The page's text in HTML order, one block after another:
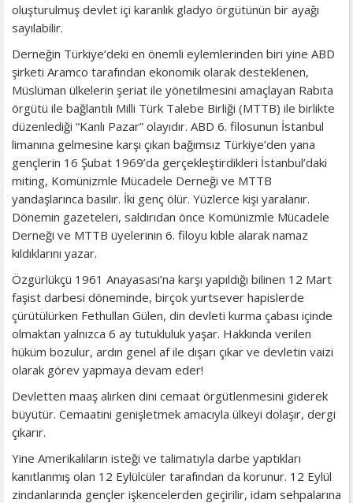
oluşturulmuş devlet içi karanlık gladyo örgütünün bir ayağı
sayılabilir.
Derneğin Türkiye’deki en önemli eylemlerinden biri yine ABD
şirketi Aramco tarafından ekonomik olarak desteklenen,
Müslüman ülkelerin şeriat ile yönetilmesini amaçlayan Rabıta
örgütü ile bağlantılı Milli Türk Talebe Birliği (MTTB) ile birlikte
düzenlediği “Kanlı Pazar” olayıdır. ABD 6. filosunun İstanbul
limanına gelmesine karşı çıkan bağımsız Türkiye’den yana
gençlerin 16 Şubat 1969’da gerçekleştirdikleri İstanbul’daki
miting, Komünizmle Mücadele Derneği ve MTTB
yandaşlarınca basılır. İki genç ölür. Yüzlerce kişi yaralanır.
Dönemin gazeteleri, saldırıdan önce Komünizmle Mücadele
Derneği ve MTTB üyelerinin 6. filoyu kıble alarak namaz
kıldıklarını yazar.
Özgürlükçü 1961 Anayasası’na karşı yapıldığı bilinen 12 Mart
faşist darbesi döneminde, birçok yurtsever hapislerde
çürütülürken Fethullan Gülen, din devleti kurma çabası içinde
olmaktan yalnızca 6 ay tutukluluk yaşar. Hakkında verilen
hüküm bozulur, ardın genel af ile dışarı çıkar ve devletin vaizi
olarak görev yapmaya devam eder!
Devletten maaş alırken dini cemaat örgütlenmesini giderek
büyütür. Cemaatini genişletmek amacıyla ülkeyi dolaşır, dergi
çıkarır.
Yine Amerikalıların isteği ve talimatıyla darbe yaptıkları
kanıtlanmış olan 12 Eylülcüler tarafından da korunur. 12 Eylül
zindanlarında gençler işkencelerden geçirilir, idam sehpalarına